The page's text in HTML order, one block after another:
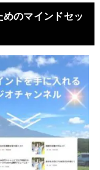
のマインドセッ